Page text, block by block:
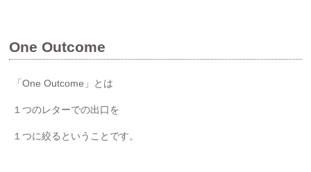
One Outcome
「One Outcome」とは
１つのレターでの出口を
１つに絞るということです。